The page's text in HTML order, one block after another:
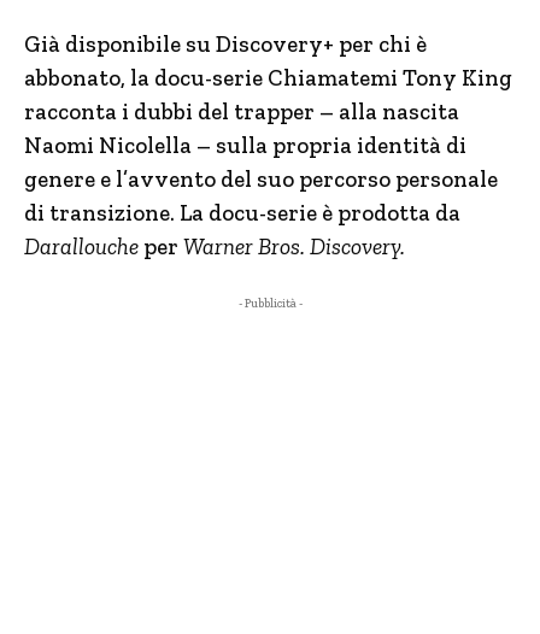
Già disponibile su Discovery+ per chi è
abbonato, la docu-serie Chiamatemi Tony King
racconta i dubbi del trapper – alla nascita
Naomi Nicolella – sulla propria identità di
genere e l’avvento del suo percorso personale
di transizione. La docu-serie è prodotta da
Darallouche per Warner Bros. Discovery.
- Pubblicità -